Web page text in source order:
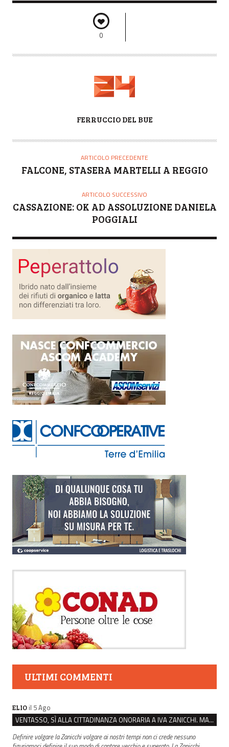
0
T
FERRUCCIO DEL BUE
ARTICOLO PRECEDENTE
FALCONE, STASERA MARTELLI A REGGIO
ARTICOLO SUCCESSIVO
CASSAZIONE: OK AD ASSOLUZIONE DANIELA
POGGIALI
ULTIMI COMMENTI
ELIO il 5 Ago
VENTASSO, SÌ ALLA CITTADINANZA ONORARIA A IVA ZANICCHI. MA BARGIACCHI: “È DI PESSIMO GUSTO”
Definire volgare la Zanicchi volgare ai nostri tempi non ci crede nessuno